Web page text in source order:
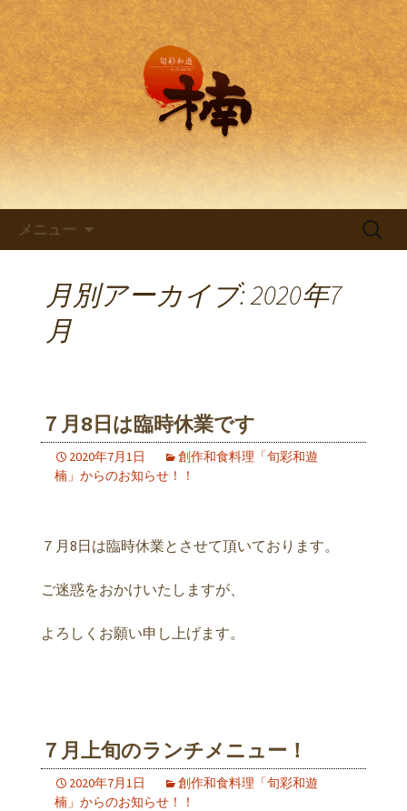
兵庫・西明石の創作和食料理
「旬彩和遊 楠～くすのき～」
兵庫・西明石の創作和食料理 旬彩和
遊 楠。
メニュー
検
月別アーカイブ: 2020年7
月
７月8日は臨時休業です
2020年7月1日
創作和食料理「旬彩和遊
楠」からのお知らせ！！
７月8日は臨時休業とさせて頂いております。
ご迷惑をおかけいたしますが、
よろしくお願い申し上げます。
７月上旬のランチメニュー！
2020年7月1日
創作和食料理「旬彩和遊
楠」からのお知らせ！！